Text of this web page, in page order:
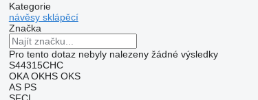
Kategorie
návěsy sklápěcí
Značka
Pro tento dotaz nebyly nalezeny žádné výsledky
S44315CHC
OKA OKHS OKS
AS PS